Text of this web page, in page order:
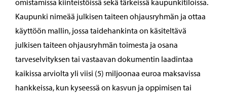
omistamissa kiinteistöissä sekä tärkeissä kaupunkitiloissa.
Kaupunki nimeää julkisen taiteen ohjausryhmän ja ottaa
käyttöön mallin, jossa taidehankinta on käsiteltävä
julkisen taiteen ohjausryhmän toimesta ja osana
tarveselvityksen tai vastaavan dokumentin laadintaa
kaikissa arviolta yli viisi (5) miljoonaa euroa maksavissa
hankkeissa, kun kyseessä on kasvun ja oppimisen tai